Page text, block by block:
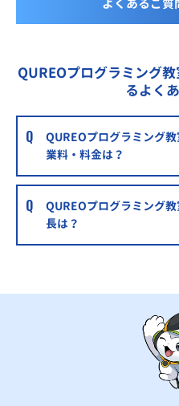
よくあるご質
QUREOプログラミング
るよく
QUREOプログラミング
業料・料金は？
QUREOプログラミング
長は？